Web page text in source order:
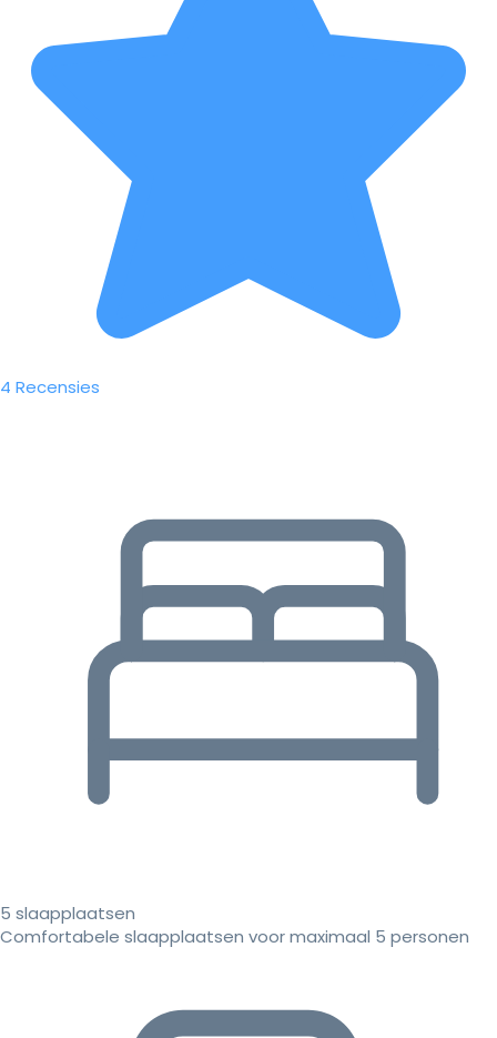
4 Recensies
5 slaapplaatsen
Comfortabele slaapplaatsen voor maximaal 5 personen